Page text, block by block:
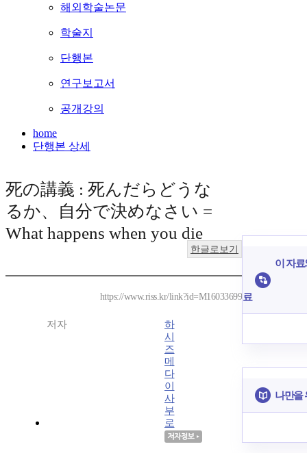
해외학술논문
학술지
단행본
연구보고서
공개강의
home
단행본 상세
死の講義 : 死んだらどうな
るか、自分で決めなさい =
What happens when you die
한글로보기
https://www.riss.kr/link?id=M16033699
저자
하
시
즈
메
다
이
사
부
로
이 자료
료
나만을